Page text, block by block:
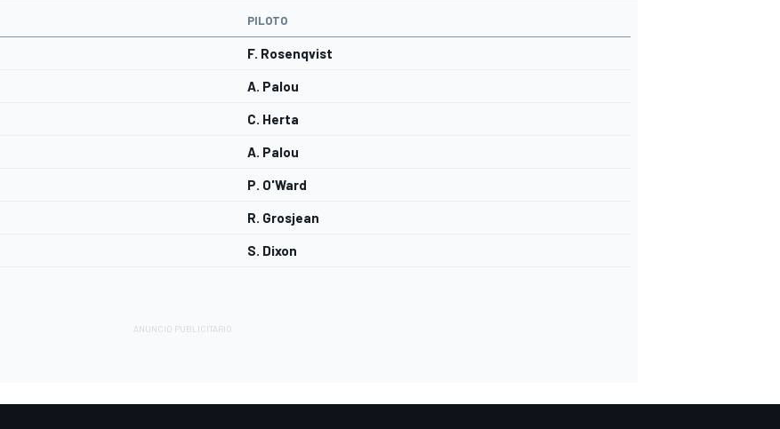
PILOTO
F. Rosenqvist
A. Palou
C. Herta
A. Palou
P. O'Ward
R. Grosjean
S. Dixon